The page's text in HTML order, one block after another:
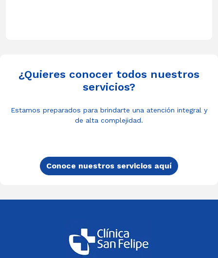
¿Quieres conocer todos nuestros
servicios?
Estamos preparados para brindarte una atención integral y
de alta complejidad.
Conoce nuestros servicios aquí